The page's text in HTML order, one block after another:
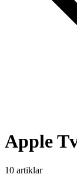
Apple
10 artiklar